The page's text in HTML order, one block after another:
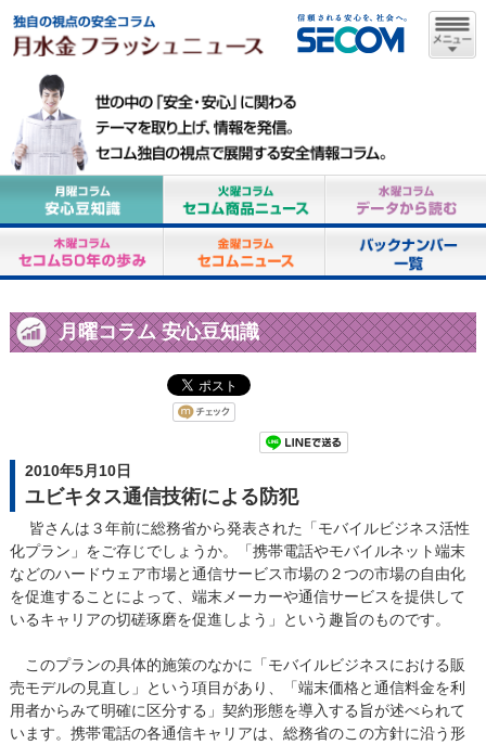
月曜コラム 安心豆知識
2010年5月10日
ユビキタス通信技術による防犯
皆さんは３年前に総務省から発表された「モバイルビジネス活性
化プラン」をご存じでしょうか。「携帯電話やモバイルネット端末
などのハードウェア市場と通信サービス市場の２つの市場の自由化
を促進することによって、端末メーカーや通信サービスを提供して
いるキャリアの切磋琢磨を促進しよう」という趣旨のものです。
このプランの具体的施策のなかに「モバイルビジネスにおける販
売モデルの見直し」という項目があり、「端末価格と通信料金を利
用者からみて明確に区分する」契約形態を導入する旨が述べられて
います。携帯電話の各通信キャリアは、総務省のこの方針に沿う形